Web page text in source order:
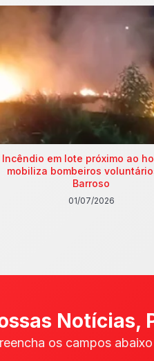
Incêndio em lote próximo ao
mobiliza bombeiros
Barroso
01/07/2026
Notícias,
os campos